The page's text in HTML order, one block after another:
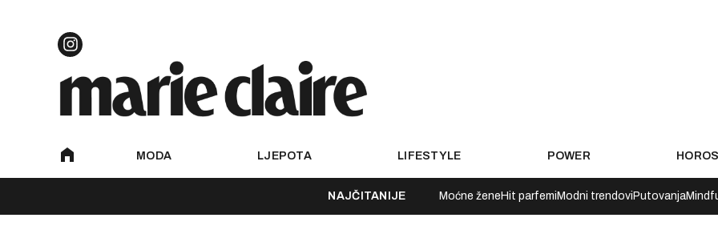
MODA LJEPOTA LIFESTYLE POWER
NAJČITANIJE Moćne žene Hit parfemi Modni trendovi Putovanja